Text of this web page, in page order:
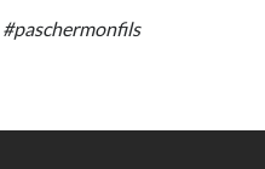
#paschermonfils